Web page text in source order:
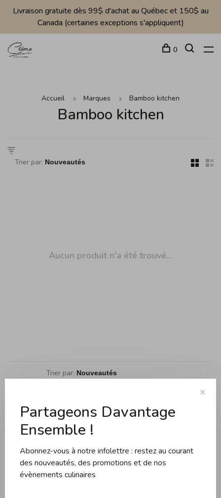
Livraison gratuite dès 99$ d'achat au Québec et 150$ au
Canada (certaines exceptions s'appliquent)
0
Accueil Marques Bamboo kitchen
Bamboo kitchen
Trier par:
Aucun produit n'a été trouvé...
Trier par:
Cuisson
Couteaux et planches
Pâtisserie
✕
Partageons Davantage
Ensemble !
Abonnez-vous à notre infolettre : restez au courant
des nouveautés, des promotions et de nos
évènements culinaires